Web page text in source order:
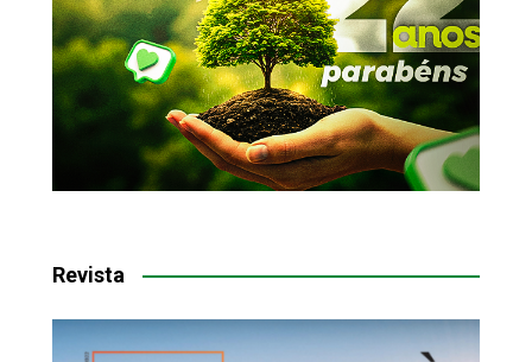
Revista